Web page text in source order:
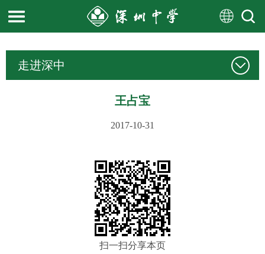
走进深中
王占宝
2017-10-31
扫一扫分享本页